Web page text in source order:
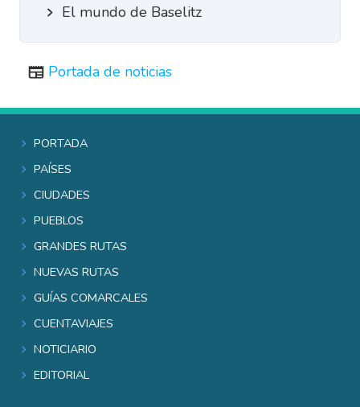
El mundo de Baselitz
Portada de noticias
Portada
Países
Ciudades
Pueblos
Grandes rutas
Nuevas rutas
Guías comarcales
Cuentaviajes
Noticiario
Editorial